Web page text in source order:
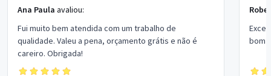
Ana Paula avaliou:
Fui muito bem atendida com um trabalho de
qualidade. Valeu a pena, orçamento grátis e não é
careiro. Obrigada!
bom